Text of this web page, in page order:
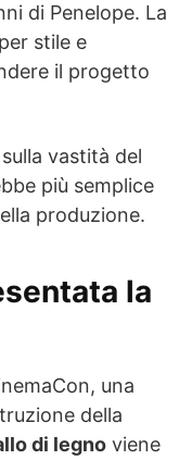
di Penelope. La
stile e
il progetto
vastità del
più semplice
produzione.
la
una
della
di legno viene